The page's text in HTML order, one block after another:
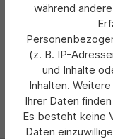
Bewertungen
Hersteller
während
(z. B. IP-
und Inhalte
Inhalten.
Ihrer Daten
Es besteht keine
Daten